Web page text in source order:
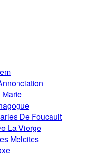
Marie
De Foucault
La Vierge
Melcites